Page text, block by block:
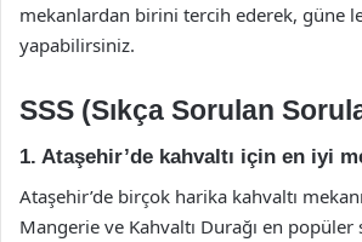
mekanlardan birini tercih ederek, güne
yapabilirsiniz.
SSS (Sıkça Sorulan
1. Ataşehir’de kahvaltı için en iyi
Ataşehir’de birçok harika kahvaltı
Mangerie ve Kahvaltı Durağı en popüler